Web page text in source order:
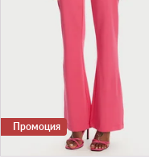
Промоция